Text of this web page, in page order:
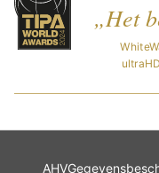
„Het
AHV